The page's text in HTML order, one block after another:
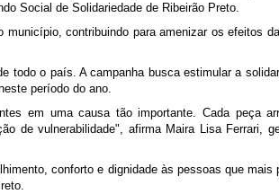
Social de Solidariedade de Ribeirão Preto.
contribuindo para amenizar os efeitos
todo o país. A campanha busca estimular a
período do ano.
em uma causa tão importante. Cada peça
de vulnerabilidade", afirma Maira Lisa Ferrari,
conforto e dignidade às pessoas que mais